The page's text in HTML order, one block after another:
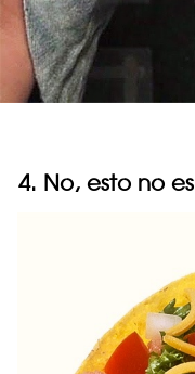
4. No, esto no es